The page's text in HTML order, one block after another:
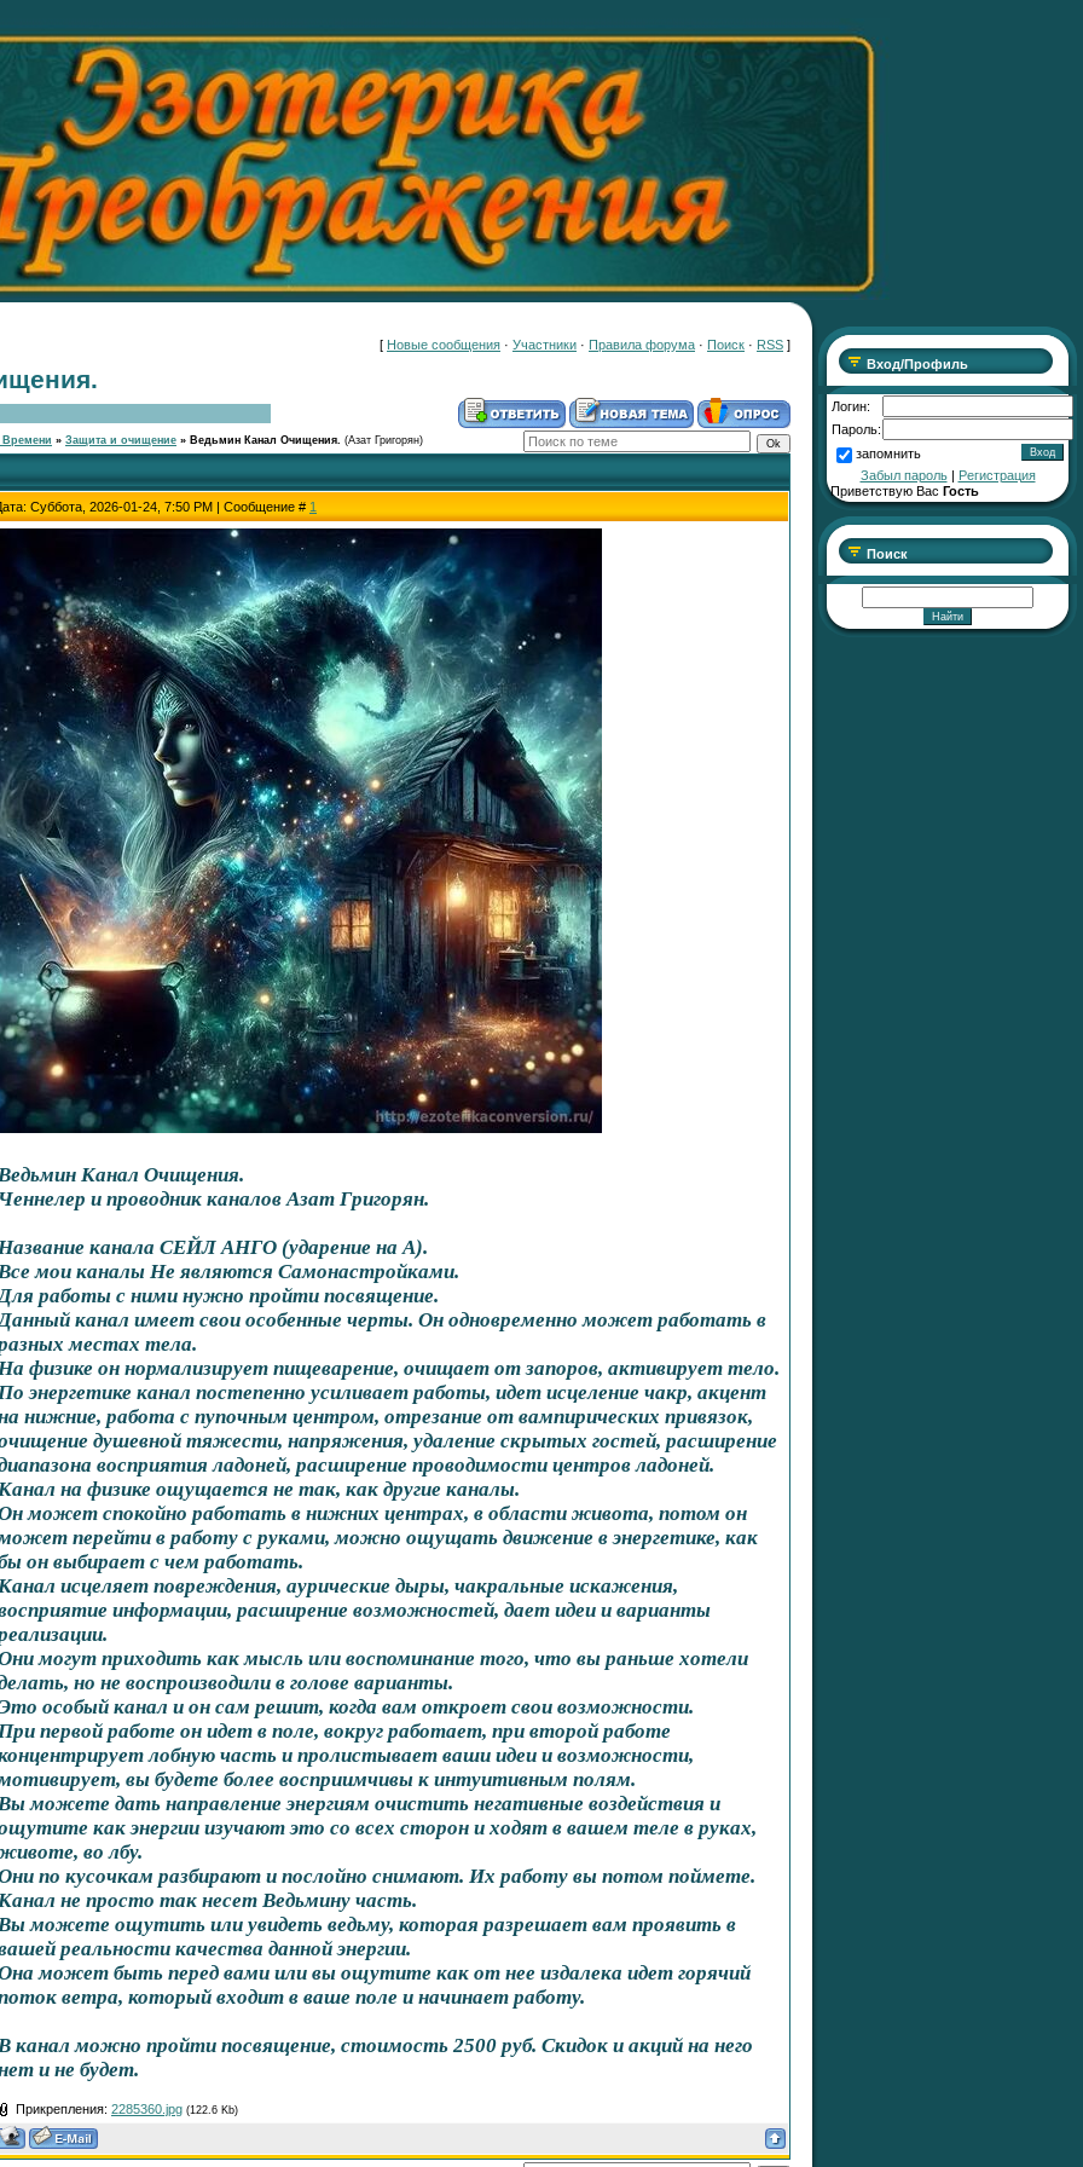
[ Новые сообщения · Участники · Правила форума · Поиск · RSS ]
Времени » Защита и очищение » Ведьмин Канал Очищения. (Азат Григорян)
Суббота, 2026-01-24, 7:50 PM | Сообщение # 1
Канал Очищения.
Ченнелер и проводник каналов Азат Григорян.
канала СЕЙЛ АНГО (ударение на А).
мои каналы Не являются Самонастройками.
работы с ними нужно пройти посвящение.
канал имеет свои особенные черты. Он одновременно может работать в
местах тела.
физике он нормализирует пищеварение, очищает от запоров, активирует тело.
энергетике канал постепенно усиливает работы, идет исцеление чакр, акцент
нижние, работа с пупочным центром, отрезание от вампирических привязок,
душевной тяжести, напряжения, удаление скрытых гостей, расширение
восприятия ладоней, расширение проводимости центров ладоней.
на физике ощущается не так, как другие каналы.
может спокойно работать в нижних центрах, в области живота, потом он
перейти в работу с руками, можно ощущать движение в энергетике, как
он выбирает с чем работать.
исцеляет повреждения, аурические дыры, чакральные искажения,
информации, расширение возможностей, дает идеи и варианты
могут приходить как мысль или воспоминание того, что вы раньше хотели
но не воспроизводили в голове варианты.
особый канал и он сам решит, когда вам откроет свои возможности.
первой работе он идет в поле, вокруг работает, при второй работе
лобную часть и пролистывает ваши идеи и возможности,
вы будете более восприимчивы к интуитивным полям.
можете дать направление энергиям очистить негативные воздействия и
как энергии изучают это со всех сторон и ходят в вашем теле в руках,
во лбу.
по кусочкам разбирают и послойно снимают. Их работу вы потом поймете.
не просто так несет Ведьмину часть.
можете ощутить или увидеть ведьму, которая разрешает вам проявить в
реальности качества данной энергии.
может быть перед вами или вы ощутите как от нее издалека идет горячий
ветра, который входит в ваше поле и начинает работу.
канал можно пройти посвящение, стоимость 2500 руб. Скидок и акций на него
и не будет.
Прикрепления: 2285360.jpg (122.6 Kb)
Вход/Профиль
Логин:
Пароль:
запомнить
Забыл пароль| Регистрация
Приветствую Вас Гость
Поиск